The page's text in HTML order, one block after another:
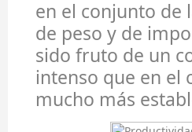
en el conjunto de
de peso y de
sido fruto de un
intenso que en el
mucho más